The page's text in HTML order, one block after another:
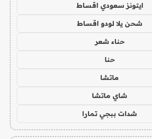
ايتونز سعودي اقساط
شحن يلا لودو اقساط
حناء شعر
حنا
ماتشا
شاي ماتشا
شدات ببجي تمارا